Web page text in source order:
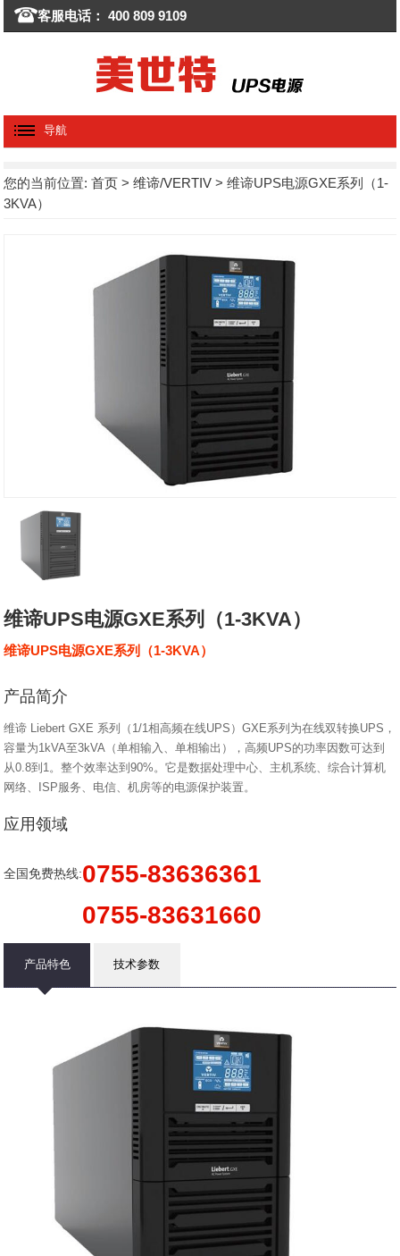
客服电话： 400 809 9109
导航
您的当前位置:首页 >维谛/VERTIV > 维谛UPS电源GXE系列（1-
3KVA）
维谛UPS电源GXE系列（1-3KVA）
维谛UPS电源GXE系列（1-3KVA）
产品简介
维谛 Liebert GXE 系列（1/1相高频在线UPS）GXE系列为在线双转换UPS，
容量为1kVA至3kVA（单相输入、单相输出），高频UPS的功率因数可达到
从0.8到1。整个效率达到90%。它是数据处理中心、主机系统、综合计算机
网络、ISP服务、电信、机房等的电源保护装置。
应用领域
全国免费热线:0755-83636361
0755-83631660
产品特色 技术参数